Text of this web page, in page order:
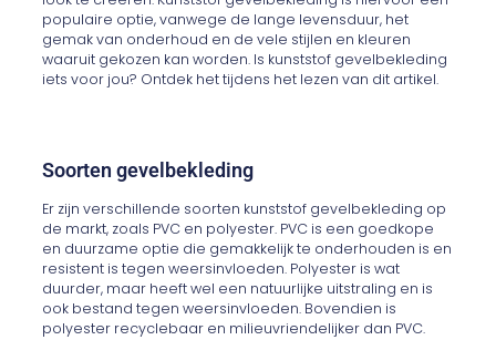
populaire optie, vanwege de lange levensduur, het
gemak van onderhoud en de vele stijlen en kleuren
waaruit gekozen kan worden. Is kunststof gevelbekleding
iets voor jou? Ontdek het tijdens het lezen van dit artikel.
Soorten gevelbekleding
Er zijn verschillende soorten kunststof gevelbekleding op
de markt, zoals PVC en polyester. PVC is een goedkope
en duurzame optie die gemakkelijk te onderhouden is en
resistent is tegen weersinvloeden. Polyester is wat
duurder, maar heeft wel een natuurlijke uitstraling en is
ook bestand tegen weersinvloeden. Bovendien is
polyester recyclebaar en milieuvriendelijker dan PVC.